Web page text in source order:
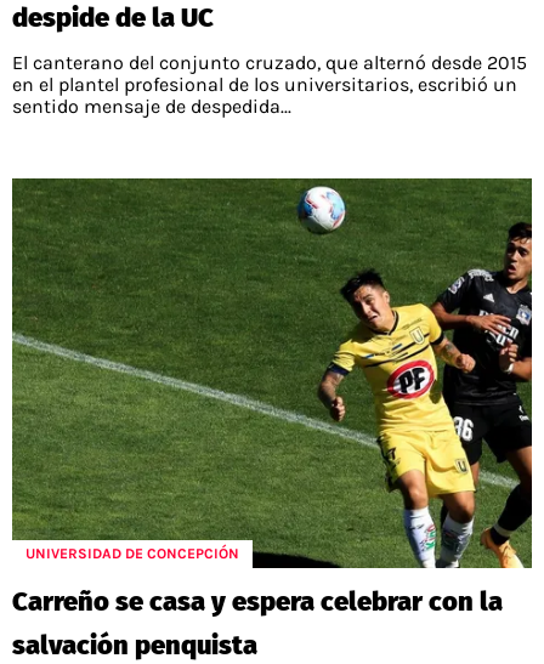
despide de la UC
El canterano del conjunto cruzado, que alternó desde 2015
en el plantel profesional de los universitarios, escribió un
sentido mensaje de despedida...
UNIVERSIDAD DE CONCEPCIÓN
Carreño se casa y espera celebrar con la
salvación penquista